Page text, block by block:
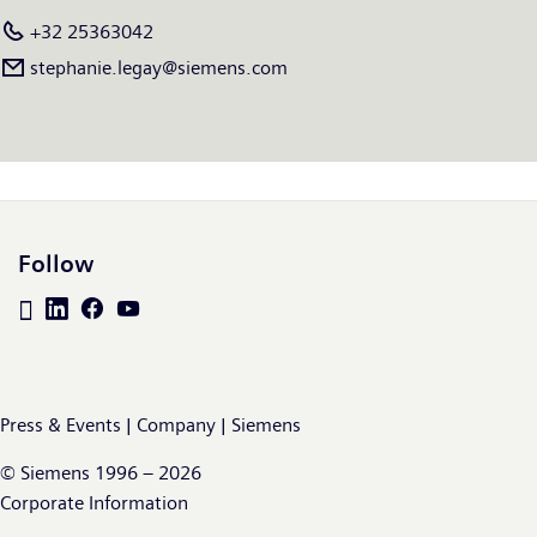
+32 25363042
stephanie.legay@siemens.com
Follow
Press & Events | Company | Siemens
© Siemens 1996 – 2026
Corporate Information